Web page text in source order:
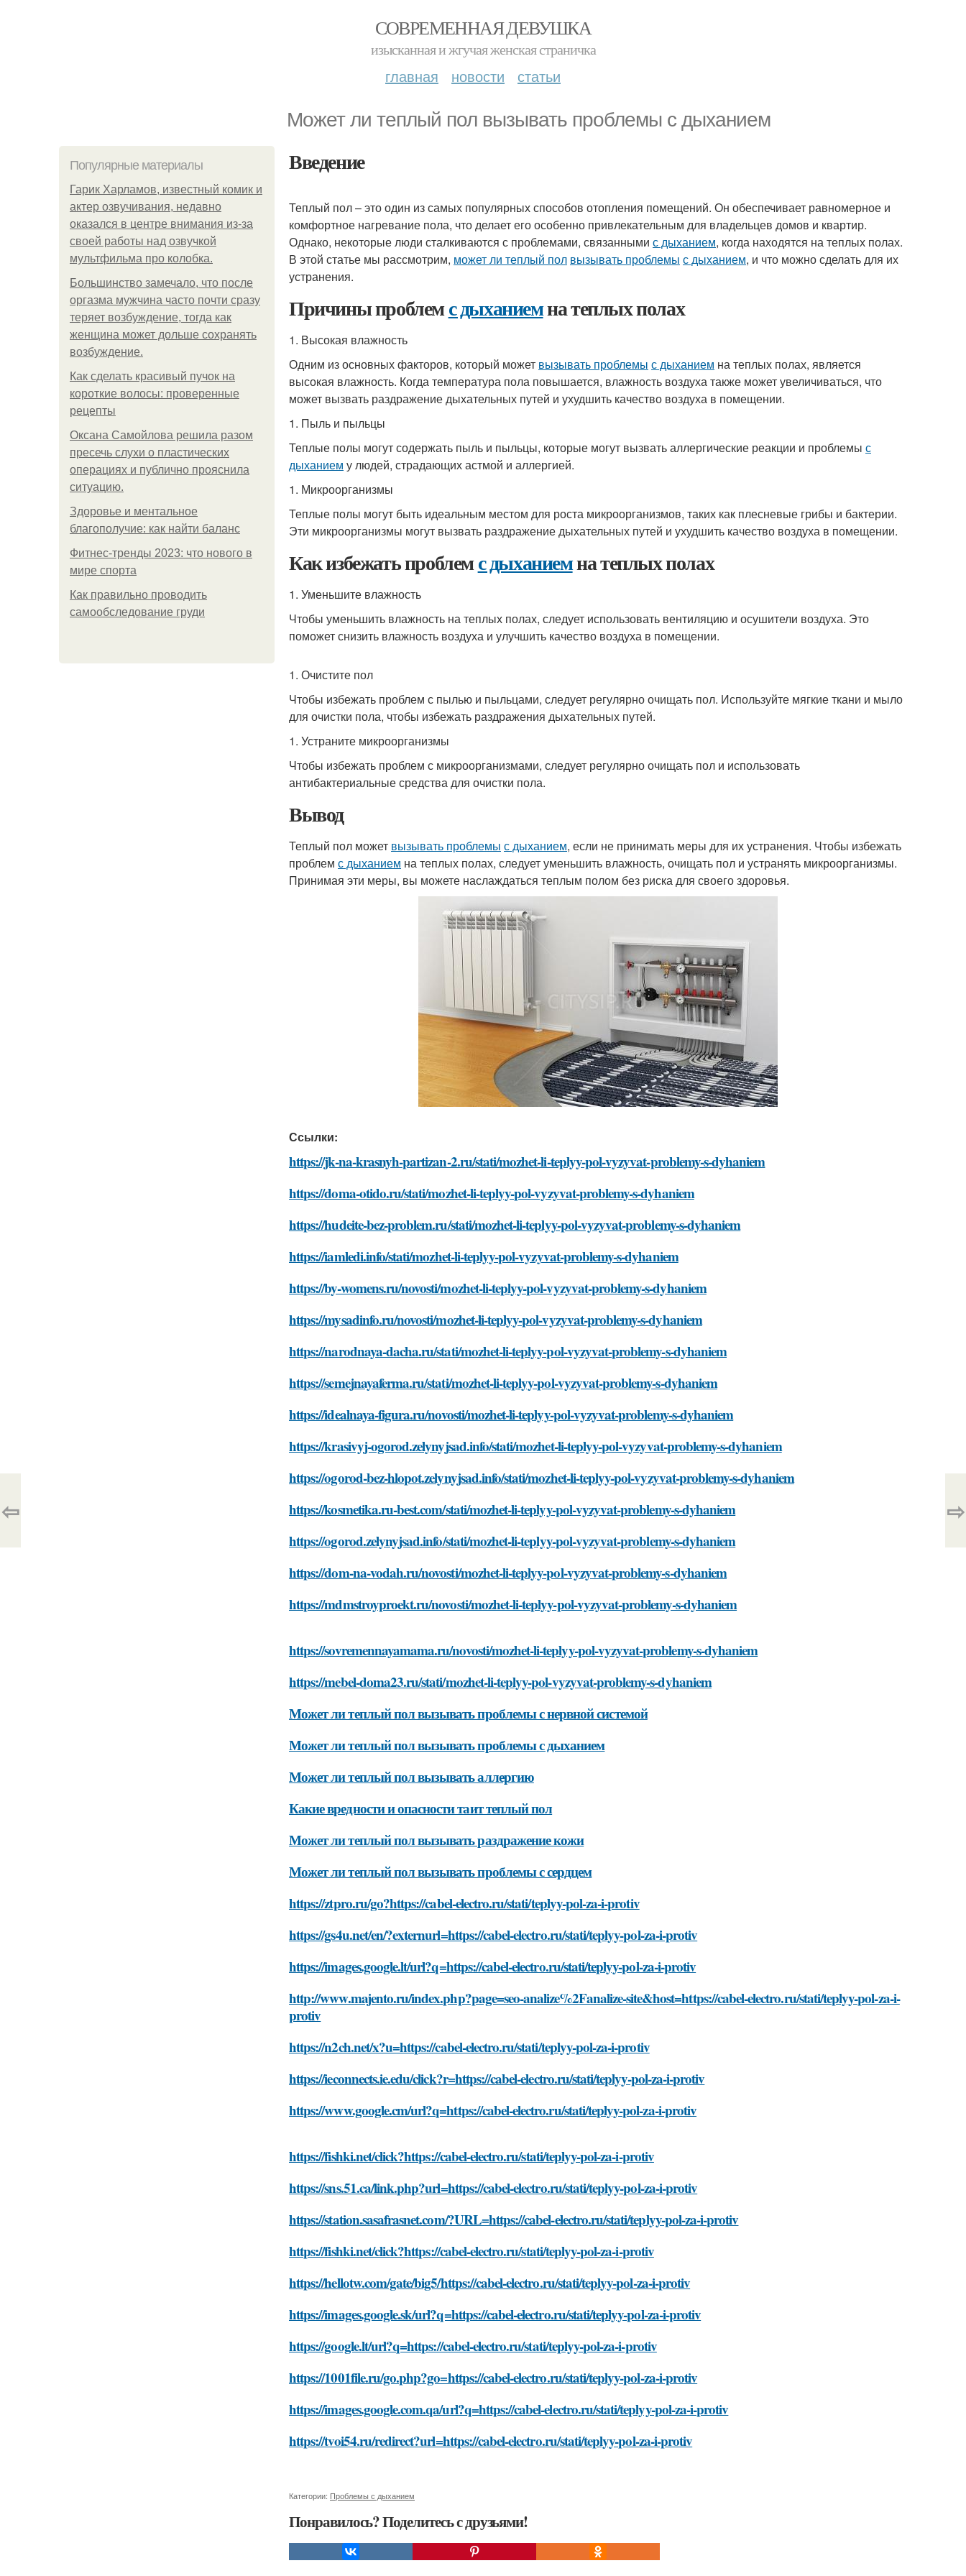
СОВРЕМЕННАЯ ДЕВУШКА
изысканная и жгучая женская страничка
главная новости статьи
Может ли теплый пол вызывать проблемы с дыханием
Популярные материалы
Гарик Харламов, известный комик и
актер озвучивания, недавно
оказался в центре внимания из-за
своей работы над озвучкой
мультфильма про колобка.
Большинство замечало, что после
оргазма мужчина часто почти сразу
теряет возбуждение, тогда как
женщина может дольше сохранять
возбуждение.
Как сделать красивый пучок на
короткие волосы: проверенные
рецепты
Оксана Самойлова решила разом
пресечь слухи о пластических
операциях и публично прояснила
ситуацию.
Здоровье и ментальное
благополучие: как найти баланс
Фитнес-тренды 2023: что нового в
мире спорта
Как правильно проводить
самообследование груди
Введение
Теплый пол – это один из самых популярных способов отопления помещений. Он обеспечивает равномерное и
комфортное нагревание пола, что делает его особенно привлекательным для владельцев домов и квартир.
Однако, некоторые люди сталкиваются с проблемами, связанными с дыханием, когда находятся на теплых полах.
В этой статье мы рассмотрим, может ли теплый пол вызывать проблемы с дыханием, и что можно сделать для их
устранения.
Причины проблемс дыханиемна теплых полах
1. Высокая влажность
Одним из основных факторов, который может вызывать проблемы с дыханием на теплых полах, является
высокая влажность. Когда температура пола повышается, влажность воздуха также может увеличиваться, что
может вызвать раздражение дыхательных путей и ухудшить качество воздуха в помещении.
1. Пыль и пыльцы
Теплые полы могут содержать пыль и пыльцы, которые могут вызвать аллергические реакции и проблемы с
дыханием у людей, страдающих астмой и аллергией.
1. Микроорганизмы
Теплые полы могут быть идеальным местом для роста микроорганизмов, таких как плесневые грибы и бактерии.
Эти микроорганизмы могут вызвать раздражение дыхательных путей и ухудшить качество воздуха в помещении.
Как избежать проблемс дыханиемна теплых полах
1. Уменьшите влажность
Чтобы уменьшить влажность на теплых полах, следует использовать вентиляцию и осушители воздуха. Это
поможет снизить влажность воздуха и улучшить качество воздуха в помещении.
1. Очистите пол
Чтобы избежать проблем с пылью и пыльцами, следует регулярно очищать пол. Используйте мягкие ткани и мыло
для очистки пола, чтобы избежать раздражения дыхательных путей.
1. Устраните микроорганизмы
Чтобы избежать проблем с микроорганизмами, следует регулярно очищать пол и использовать
антибактериальные средства для очистки пола.
Вывод
Теплый пол может вызывать проблемы с дыханием, если не принимать меры для их устранения. Чтобы избежать
проблем с дыханием на теплых полах, следует уменьшить влажность, очищать пол и устранять микроорганизмы.
Принимая эти меры, вы можете наслаждаться теплым полом без риска для своего здоровья.
Ссылки:
https://jk-na-krasnyh-partizan-2.ru/stati/mozhet-li-teplyy-pol-vyzyvat-problemy-s-dyhaniem
https://doma-otido.ru/stati/mozhet-li-teplyy-pol-vyzyvat-problemy-s-dyhaniem
https://hudeite-bez-problem.ru/stati/mozhet-li-teplyy-pol-vyzyvat-problemy-s-dyhaniem
https://iamledi.info/stati/mozhet-li-teplyy-pol-vyzyvat-problemy-s-dyhaniem
https://by-womens.ru/novosti/mozhet-li-teplyy-pol-vyzyvat-problemy-s-dyhaniem
https://mysadinfo.ru/novosti/mozhet-li-teplyy-pol-vyzyvat-problemy-s-dyhaniem
https://narodnaya-dacha.ru/stati/mozhet-li-teplyy-pol-vyzyvat-problemy-s-dyhaniem
https://semejnayaferma.ru/stati/mozhet-li-teplyy-pol-vyzyvat-problemy-s-dyhaniem
https://idealnaya-figura.ru/novosti/mozhet-li-teplyy-pol-vyzyvat-problemy-s-dyhaniem
https://krasivyj-ogorod.zelynyjsad.info/stati/mozhet-li-teplyy-pol-vyzyvat-problemy-s-dyhaniem
https://ogorod-bez-hlopot.zelynyjsad.info/stati/mozhet-li-teplyy-pol-vyzyvat-problemy-s-dyhaniem
https://kosmetika.ru-best.com/stati/mozhet-li-teplyy-pol-vyzyvat-problemy-s-dyhaniem
https://ogorod.zelynyjsad.info/stati/mozhet-li-teplyy-pol-vyzyvat-problemy-s-dyhaniem
https://dom-na-vodah.ru/novosti/mozhet-li-teplyy-pol-vyzyvat-problemy-s-dyhaniem
https://mdmstroyproekt.ru/novosti/mozhet-li-teplyy-pol-vyzyvat-problemy-s-dyhaniem
https://sovremennayamama.ru/novosti/mozhet-li-teplyy-pol-vyzyvat-problemy-s-dyhaniem
https://mebel-doma23.ru/stati/mozhet-li-teplyy-pol-vyzyvat-problemy-s-dyhaniem
Может ли теплый пол вызывать проблемы с нервной системой
Может ли теплый пол вызывать проблемы с дыханием
Может ли теплый пол вызывать аллергию
Какие вредности и опасности таит теплый пол
Может ли теплый пол вызывать раздражение кожи
Может ли теплый пол вызывать проблемы с сердцем
https://ztpro.ru/go?https://cabel-electro.ru/stati/teplyy-pol-za-i-protiv
https://gs4u.net/en/?externurl=https://cabel-electro.ru/stati/teplyy-pol-za-i-protiv
https://images.google.lt/url?q=https://cabel-electro.ru/stati/teplyy-pol-za-i-protiv
http://www.majento.ru/index.php?page=seo-analize%2Fanalize-site&host=https://cabel-electro.ru/stati/teplyy-pol-za-i-
protiv
https://n2ch.net/x?u=https://cabel-electro.ru/stati/teplyy-pol-za-i-protiv
https://ieconnects.ie.edu/click?r=https://cabel-electro.ru/stati/teplyy-pol-za-i-protiv
https://www.google.cm/url?q=https://cabel-electro.ru/stati/teplyy-pol-za-i-protiv
https://fishki.net/click?https://cabel-electro.ru/stati/teplyy-pol-za-i-protiv
https://sns.51.ca/link.php?url=https://cabel-electro.ru/stati/teplyy-pol-za-i-protiv
https://station.sasafrasnet.com/?URL=https://cabel-electro.ru/stati/teplyy-pol-za-i-protiv
https://fishki.net/click?https://cabel-electro.ru/stati/teplyy-pol-za-i-protiv
https://hellotw.com/gate/big5/https://cabel-electro.ru/stati/teplyy-pol-za-i-protiv
https://images.google.sk/url?q=https://cabel-electro.ru/stati/teplyy-pol-za-i-protiv
https://google.lt/url?q=https://cabel-electro.ru/stati/teplyy-pol-za-i-protiv
https://1001file.ru/go.php?go=https://cabel-electro.ru/stati/teplyy-pol-za-i-protiv
https://images.google.com.qa/url?q=https://cabel-electro.ru/stati/teplyy-pol-za-i-protiv
https://tvoi54.ru/redirect?url=https://cabel-electro.ru/stati/teplyy-pol-za-i-protiv
Категории: Проблемы с дыханием
Понравилось? Поделитесь с друзьями!
⇦ ⇨